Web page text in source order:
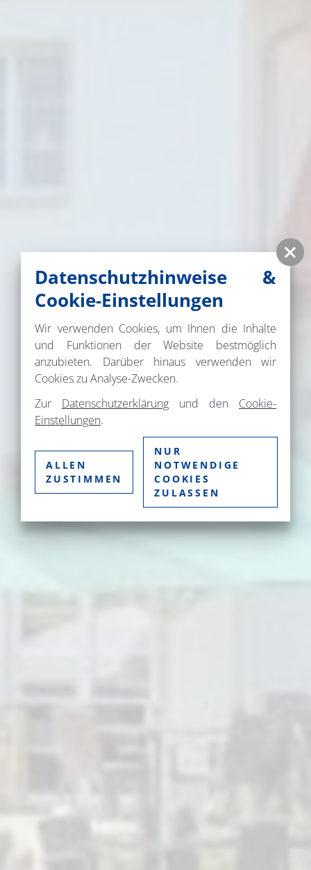
Datenschutzhinweise &
Cookie-Einstellungen
Wir verwenden Cookies, um Ihnen die Inhalte
und Funktionen der Website bestmöglich
anzubieten. Darüber hinaus verwenden wir
Cookies zu Analyse-Zwecken.
Zur Datenschutzerklärung und den Cookie-
Einstellungen.
ALLEN
ZUSTIMMEN
NUR
NOTWENDIGE
COOKIES
ZULASSEN